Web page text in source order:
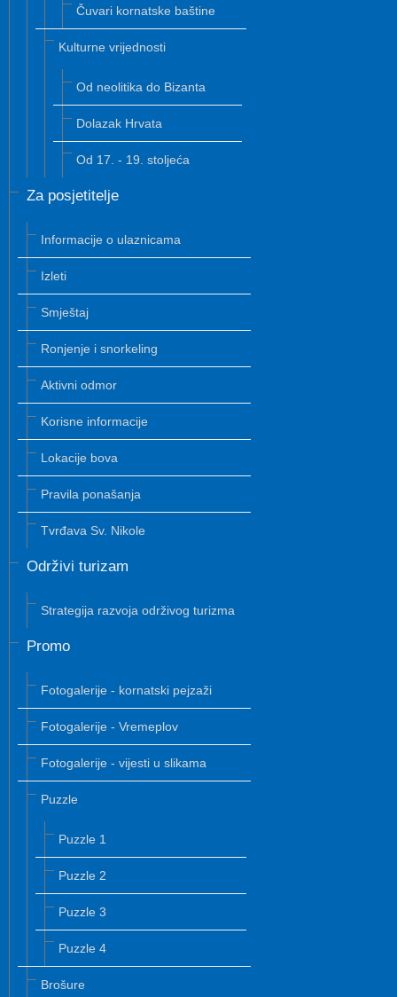
Čuvari kornatske baštine
Kulturne vrijednosti
Od neolitika do Bizanta
Dolazak Hrvata
Od 17. - 19. stoljeća
Za posjetitelje
Informacije o ulaznicama
Izleti
Smještaj
Ronjenje i snorkeling
Aktivni odmor
Korisne informacije
Lokacije bova
Pravila ponašanja
Tvrđava Sv. Nikole
Održivi turizam
Strategija razvoja održivog turizma
Promo
Fotogalerije - kornatski pejzaži
Fotogalerije - Vremeplov
Fotogalerije - vijesti u slikama
Puzzle
Puzzle 1
Puzzle 2
Puzzle 3
Puzzle 4
Brošure